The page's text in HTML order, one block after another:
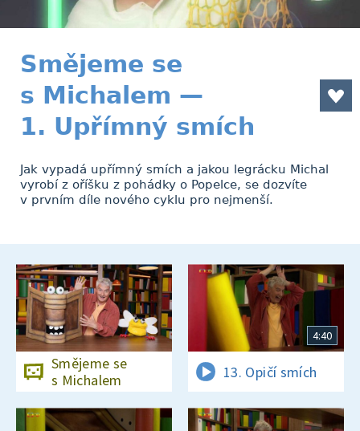
Smějeme se
s Michalem —
1. Upřímný smích
Jak vypadá upřímný smích a jakou legrácku Michal
vyrobí z oříšku z pohádky o Popelce, se dozvíte
v prvním díle nového cyklu pro nejmenší.
Smějeme se
s Michalem
4:40
13. Opičí smích